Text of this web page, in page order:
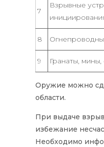
7
Взрывные
8
9 Гранаты,
Оружие можно
области.
При выдаче
избежание
Необходимо